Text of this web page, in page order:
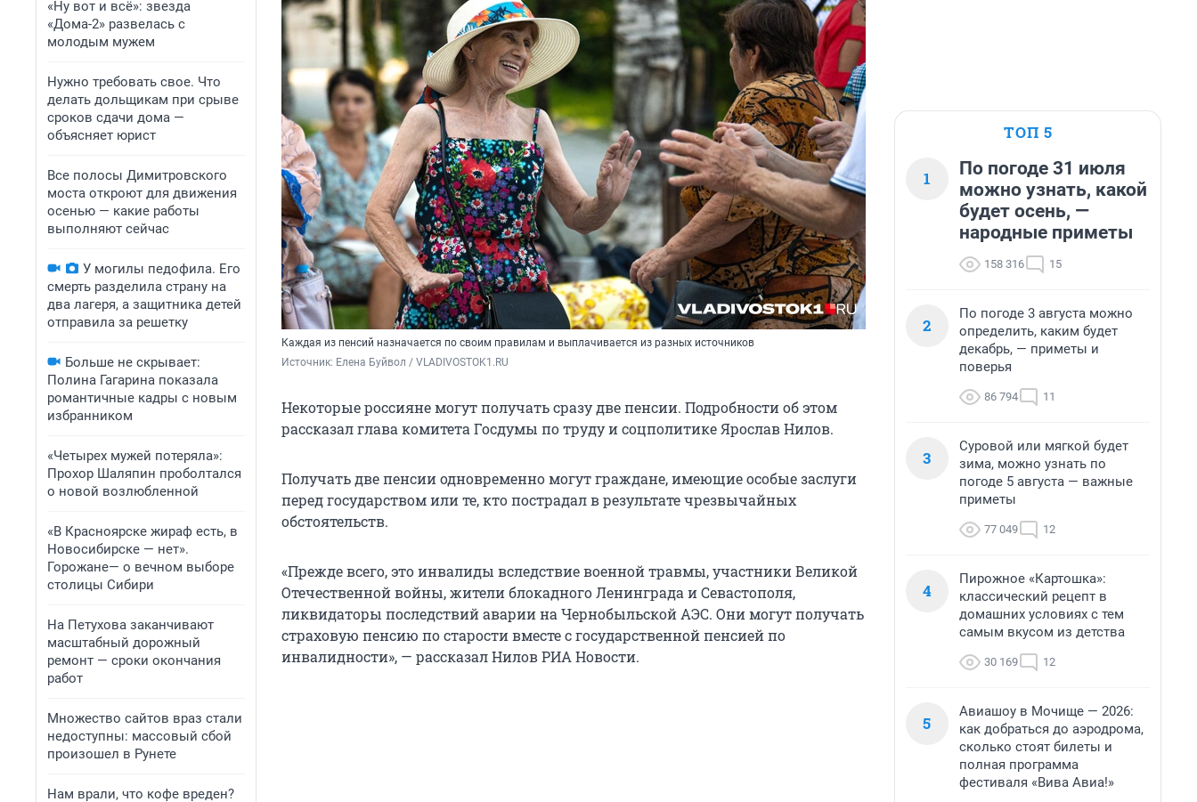
«Ну вот и всё»: звезда
«Дома-2» развелась с
молодым мужем
Нужно требовать свое. Что
делать дольщикам при срыве
сроков сдачи дома —
объясняет юрист
Все полосы Димитровского
моста откроют для движения
осенью — какие работы
выполняют сейчас
У могилы педофила. Его
смерть разделила страну на
два лагеря, а защитника детей
отправила за решетку
Больше не скрывает:
Полина Гагарина показала
романтичные кадры с новым
избранником
«Четырех мужей потеряла»:
Прохор Шаляпин проболтался
о новой возлюбленной
«В Красноярске жираф есть, в
Новосибирске — нет».
Горожане— о вечном выборе
столицы Сибири
На Петухова заканчивают
масштабный дорожный
ремонт — сроки окончания
работ
Множество сайтов враз стали
недоступны: массовый сбой
произошел в Рунете
Нам врали, что кофе вреден?
Каждая из пенсий назначается по своим правилам и выплачивается из разных источников
Источник: Елена Буйвол / VLADIVOSTOK1.RU
Некоторые россияне могут получать сразу две пенсии. Подробности об этом
рассказал глава комитета Госдумы по труду и соцполитике Ярослав Нилов.
Получать две пенсии одновременно могут граждане, имеющие особые заслуги
перед государством или те, кто пострадал в результате чрезвычайных
обстоятельств.
«Прежде всего, это инвалиды вследствие военной травмы, участники Великой
Отечественной войны, жители блокадного Ленинграда и Севастополя,
ликвидаторы последствий аварии на Чернобыльской АЭС. Они могут получать
страховую пенсию по старости вместе с государственной пенсией по
инвалидности», — рассказал Нилов РИА Новости.
ТОП 5
1
По погоде 31 июля
можно узнать, какой
будет осень, —
народные приметы
158 316 15
2
По погоде 3 августа можно
определить, каким будет
декабрь, — приметы и
поверья
86 794 11
3
Суровой или мягкой будет
зима, можно узнать по
погоде 5 августа — важные
приметы
77 049 12
4
Пирожное «Картошка»:
классический рецепт в
домашних условиях с тем
самым вкусом из детства
30 169 12
5
Авиашоу в Мочище — 2026:
как добраться до аэродрома,
сколько стоят билеты и
полная программа
фестиваля «Вива Авиа!»